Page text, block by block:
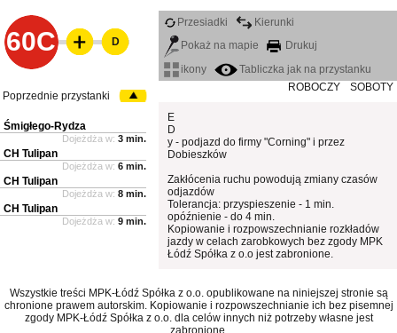
60C
Przesiadki
Kierunki
Pokaż na mapie
Drukuj
ikony
Tabliczka jak na przystanku
ROBOCZY
SOBOTY
E
D
y - podjazd do firmy "Corning" i przez
Dobieszków
Zakłócenia ruchu powodują zmiany czasów
odjazdów
Tolerancja: przyspieszenie - 1 min.
opóźnienie - do 4 min.
Kopiowanie i rozpowszechnianie rozkładów
jazdy w celach zarobkowych bez zgody MPK
Łódź Spółka z o.o jest zabronione.
D
Poprzednie przystanki
Śmigłego-Rydza
Dojeżdża w: 3 min.
CH Tulipan
Dojeżdża w: 6 min.
CH Tulipan
Dojeżdża w: 8 min.
CH Tulipan
Dojeżdża w: 9 min.
Wszystkie treści MPK-Łódź Spółka z o.o. opublikowane na niniejszej stronie są
chronione prawem autorskim. Kopiowanie i rozpowszechnianie ich bez pisemnej
zgody MPK-Łódź Spółka z o.o. dla celów innych niż potrzeby własne jest
zabronione.